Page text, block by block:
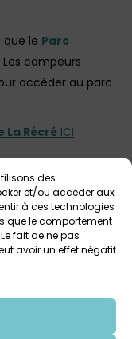
des
et/ou accéder aux
à ces technologies
que le comportement
fait de ne pas
avoir un effet négatif
le Parc
Les campeurs
accéder au parc
La Récré ICI